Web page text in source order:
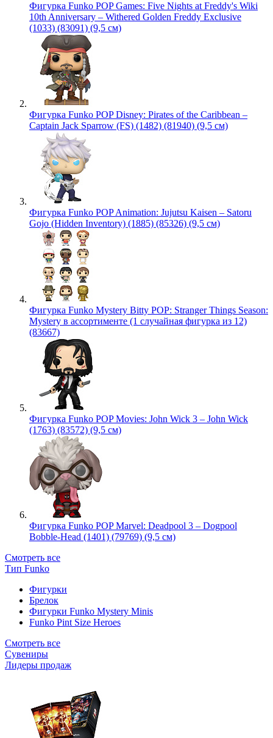
Фигурка Funko POP Games: Five Nights at Freddy's Wiki
10th Anniversary – Withered Golden Freddy Exclusive
(1033) (83091) (9,5 см)
Фигурка Funko POP Disney: Pirates of the Caribbean –
Captain Jack Sparrow (FS) (1482) (81940) (9,5 см)
Фигурка Funko POP Animation: Jujutsu Kaisen – Satoru
Gojo (Hidden Inventory) (1885) (85326) (9,5 см)
Фигурка Funko Mystery Bitty POP: Stranger Things Season:
Mystery в ассортименте (1 случайная фигурка из 12)
(83667)
Фигурка Funko POP Movies: John Wick 3 – John Wick
(1763) (83572) (9,5 см)
Фигурка Funko POP Marvel: Deadpool 3 – Dogpool
Bobble-Head (1401) (79769) (9,5 см)
Смотреть все
Тип Funko
Фигурки
Брелок
Фигурки Funko Mystery Minis
Funko Pint Size Heroes
Смотреть все
Сувениры
Лидеры продаж